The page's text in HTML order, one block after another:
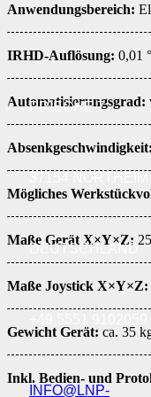
PRIECHE 7
DEUTSCHLAND
INFO@LNP-
Anwendungsbereich:
IRHD-Auflösung: 0,01 °
Automatisierungsgrad:
Absenkgeschwindigkeit:
Mögliches
Maße Gerät X×Y×Z:
Maße Joystick X×Y×Z:
Gewicht Gerät: ca. 35
Inkl. Bedien- und